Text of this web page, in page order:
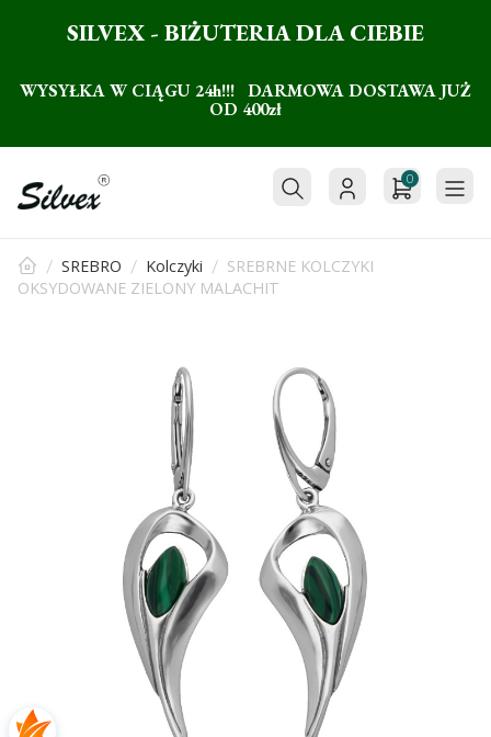
SILVEX - BIŻUTERIA DLA CIEBIE
WYSYŁKA W CIĄGU 24h!!! DARMOWA DOSTAWA JUŻ
OD 400zł
0
SREBRO Kolczyki
SREBRNE KOLCZYKI
OKSYDOWANE ZIELONY MALACHIT